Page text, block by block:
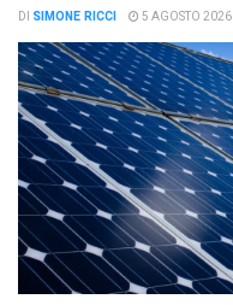
DI SIMONE RICCI 5 AGOSTO 2026